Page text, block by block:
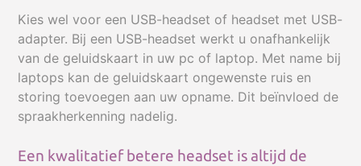
Dicteerapparaten / Memorecorders
Professionele modellen
Philips DPM8000 serie
Interview opnemen
Vergadering opnemen
Kies wel voor een USB-headset of headset met USB-
adapter. Bij een USB-headset werkt u onafhankelijk
van de geluidskaart in uw pc of laptop. Met name bij
laptops kan de geluidskaart ongewenste ruis en
storing toevoegen aan uw opname. Dit beïnvloed de
spraakherkenning nadelig.
Een kwalitatief betere headset is altijd de